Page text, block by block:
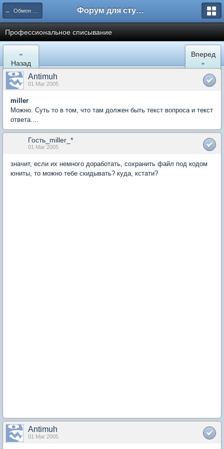
← Обмен опытом Форум для студента СГА
Профессиональное списывание
«
Назад
Вперед
»
Antimuh
01 Mar 2005
miller
Можно. Суть то в том, что там должен быть текст вопроса и текст
ответа....
Гость_miller_*
01 Mar 2005
значит, если их немного доработать, сохранить файл под кодом
юниты, то можно тебе скидывать? куда, кстати?
Antimuh
01 Mar 2005